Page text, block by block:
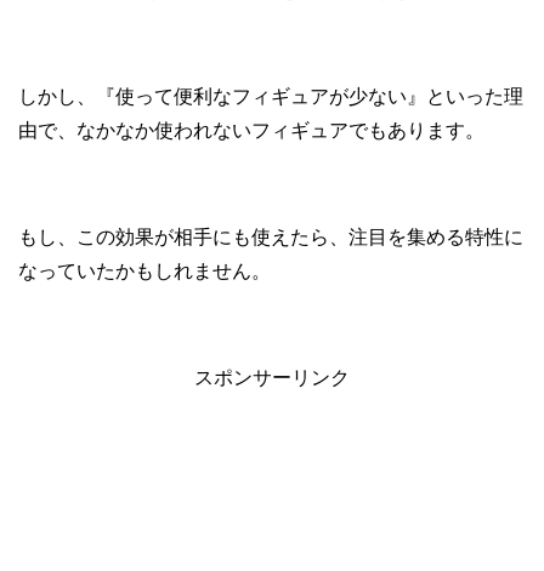
しかし、『使って便利なフィギュアが少ない』といった理
由で、なかなか使われないフィギュアでもあります。
もし、この効果が相手にも使えたら、注目を集める特性に
なっていたかもしれません。
スポンサーリンク